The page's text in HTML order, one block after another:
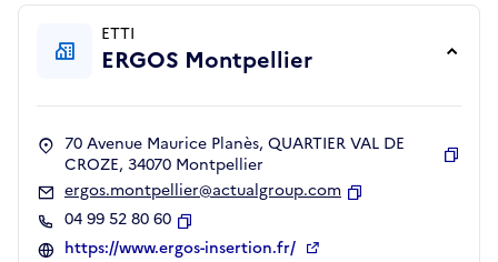
ETTI
ERGOS Montpellier
70 Avenue Maurice Planès, QUARTIER VAL DE
CROZE, 34070 Montpellier
ergos.montpellier@actualgroup.com
04 99 52 80 60
Copier
https://www.ergos-insertion.fr/